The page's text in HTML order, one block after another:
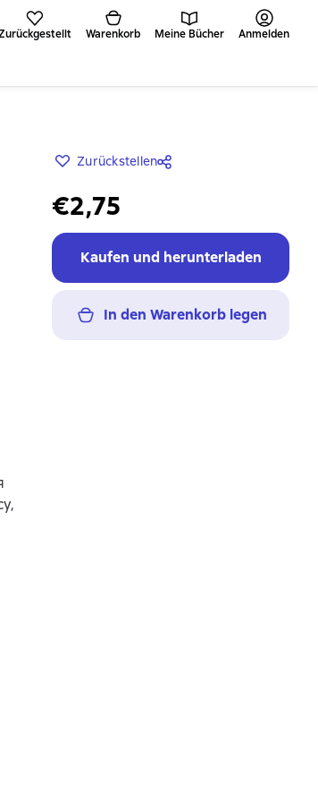
Warenkorb Meine Bücher Anmelden
Zurückstellen
€2,75
Kaufen und herunterladen
In den Warenkorb legen